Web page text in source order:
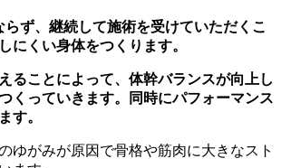
らず、継続して施術を受けていただくこ
にくい身体をつくります。
ることによって、体幹バランスが向上し
くっていきます。同時にパフォーマンス
す。
ゆがみが原因で骨格や筋肉に大きなスト